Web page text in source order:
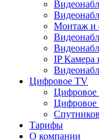
Монтаж и
IP Камера
Цифровое TV
Цифровое
Цифровое
Тарифы
О компании